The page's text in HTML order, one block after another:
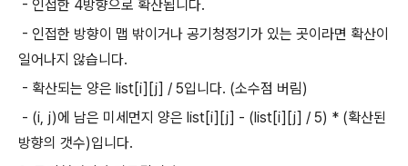
- 인접한 4방향으로 확산됩니다.
- 인접한 방향이 맵 밖이거나 공기청정기가 있는 곳이라면 확산이
일어나지 않습니다.
- 확산되는 양은 list[i][j] / 5입니다. (소수점 버림)
- (i, j)에 남은 미세먼지 양은 list[i][j] - (list[i][j] / 5) * (확산된
방향의 갯수)입니다.